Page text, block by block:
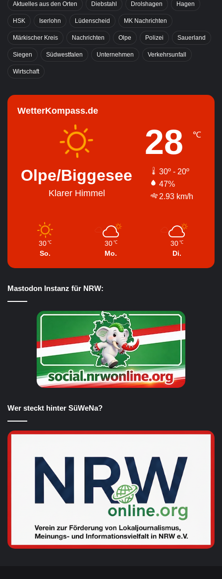
Aktuelles aus den Orten Diebstahl Drolshagen Hagen
HSK Iserlohn Lüdenscheid MK Nachrichten
Märkischer Kreis Nachrichten Olpe Polizei Sauerland
Siegen Südwestfalen Unternehmen Verkehrsunfall
Wirtschaft
WetterKompass.de
Olpe/Biggesee
Klarer Himmel
28 ℃
30º - 20º
47%
2.93 km/h
30 ℃
So.
30 ℃
Mo.
30 ℃
Di.
Mastodon Instanz für NRW:
Wer steckt hinter SüWeNa?